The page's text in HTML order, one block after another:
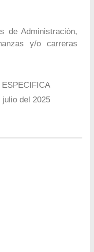
de Administración,
y/o carreras
ESPECIFICA
julio del 2025